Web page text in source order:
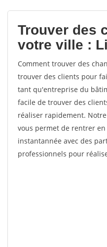
Trouver des
votre ville :
Comment trouver des
trouver des clients pour
tant qu'entreprise du
facile de trouver des
réaliser rapidement.
vous permet de rentrer
instantannée avec des
professionnels pour